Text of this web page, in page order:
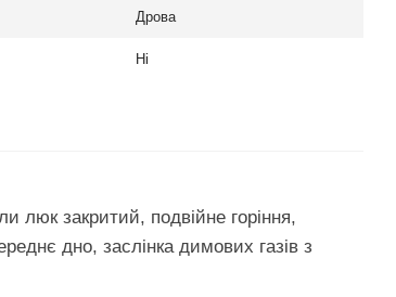
Дрова
Ні
люк закритий, подвійне горіння,
дно, заслінка димових газів з